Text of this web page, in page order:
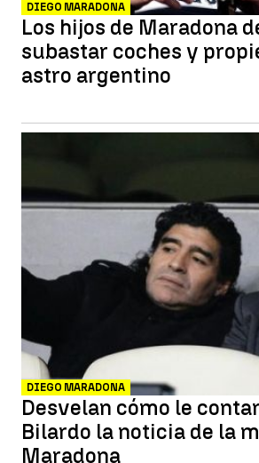
DIEGO MARADONA
Los hijos de Maradona
subastar coches y
astro argentino
DIEGO MARADONA
Desvelan cómo le
Bilardo la noticia de la
Maradona